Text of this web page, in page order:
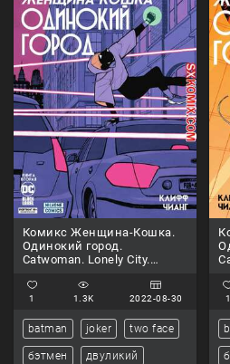
Комикс Женщина-Кошка.
Одинокий город.
Catwoman. Lonely City.
1 1.3K 2022-08-30
batman joker two face
бэтмен двуликий
1